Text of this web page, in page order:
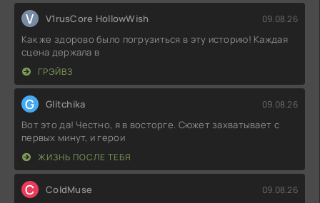
V V1rusCore HollowWish 09.08.26
Как же здорово было погрузиться в эту историю! Каждая
сцена держала в
ГРЭЙВЗ
G Glitchika 09.08.26
Вот это да! Честно, я в восторге. Сюжет захватывает с
первых минут, и герои
ЖИЗНЬ ПОСЛЕ ТЕБЯ
C ColdMuse 09.08.26